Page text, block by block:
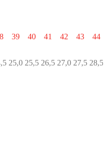
39 40 41 42 43 44
25,0 25,5 26,5 27,0 27,5 28,5